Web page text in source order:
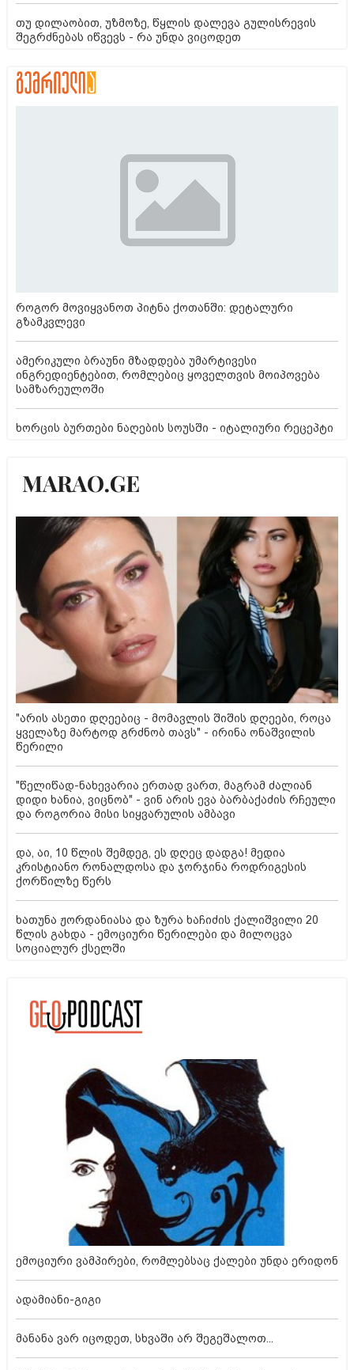
თუ დილაობით, უზმოზე, წყლის დალევა გულისრევის
შეგრძნებას იწვევს - რა უნდა ვიცოდეთ
როგორ მოვიყვანოთ პიტნა ქოთანში: დეტალური
გზამკვლევი
ამერიკული ბრაუნი მზადდება უმარტივესი
ინგრედიენტებით, რომლებიც ყოველთვის მოიპოვება
სამზარეულოში
ხორცის ბურთები ნაღების სოუსში - იტალიური რეცეპტი
"არის ასეთი დღეებიც - მომავლის შიშის დღეები, როცა
ყველაზე მარტოდ გრძნობ თავს" - ირინა ონაშვილის
წერილი
"წელიწად-ნახევარია ერთად ვართ, მაგრამ ძალიან
დიდი ხანია, ვიცნობ" - ვინ არის ევა ბარბაქაძის რჩეული
და როგორია მისი სიყვარულის ამბავი
და, აი, 10 წლის შემდეგ, ეს დღეც დადგა! მედია
კრისტიანო რონალდოსა და ჯორჯინა როდრიგესის
ქორწილზე წერს
ხათუნა ჟორდანიასა და ზურა ხაჩიძის ქალიშვილი 20
წლის გახდა - ემოციური წერილები და მილოცვა
სოციალურ ქსელში
ემოციური ვამპირები, რომლებსაც ქალები უნდა ერიდონ
ადამიანი-გიგი
მანანა ვარ იცოდეთ, სხვაში არ შეგეშალოთ...